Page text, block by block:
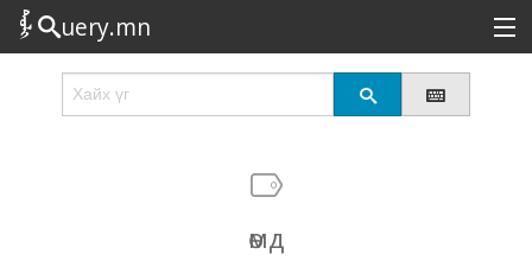
uery.mn
Сонирхолтой
өмд